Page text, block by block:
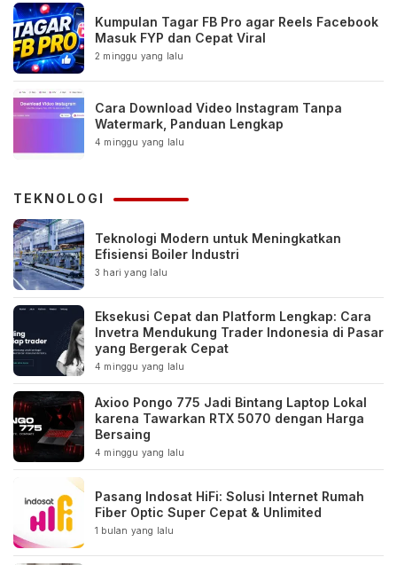
Kumpulan Tagar FB Pro agar Reels Facebook
Masuk FYP dan Cepat Viral
2 minggu yang lalu
Cara Download Video Instagram Tanpa
Watermark, Panduan Lengkap
4 minggu yang lalu
TEKNOLOGI
Teknologi Modern untuk Meningkatkan
Efisiensi Boiler Industri
3 hari yang lalu
Eksekusi Cepat dan Platform Lengkap: Cara
Invetra Mendukung Trader Indonesia di Pasar
yang Bergerak Cepat
4 minggu yang lalu
Axioo Pongo 775 Jadi Bintang Laptop Lokal
karena Tawarkan RTX 5070 dengan Harga
Bersaing
4 minggu yang lalu
Pasang Indosat HiFi: Solusi Internet Rumah
Fiber Optic Super Cepat & Unlimited
1 bulan yang lalu